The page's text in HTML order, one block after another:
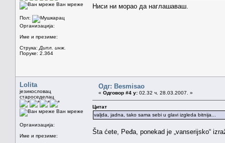
Ван мреже
Пол:
Организација:
Име и презиме:
Струка: Дипл. инж.
Поруке: 2.364
Ниси ни морао да наглашаваш.
Lolita
језикословац
староседелац
Ван мреже
Организација:
Име и презиме:
Одг: Besmisao
« Одговор #4 у: 02.32 ч. 28.03.2007. »
Цитат
valjda, jadna, tako sama sebi u glavi izgleda bitnija...
Šta ćete, Peđa, ponekad je „vanserijsko“